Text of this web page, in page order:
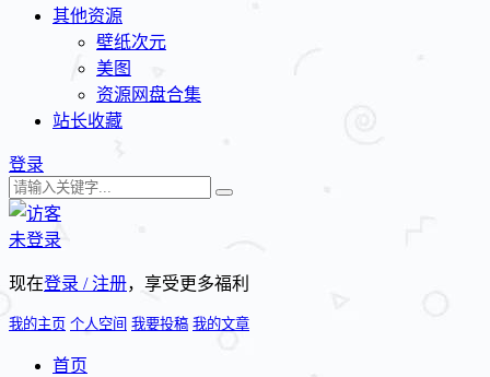
其他资源
壁纸次元
美图
资源网盘合集
站长收藏
登录
未登录
现在登录 / 注册，享受更多福利
我的主页 个人空间 我要投稿 我的文章
首页